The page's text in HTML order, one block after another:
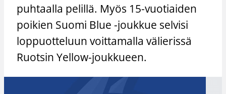
puhtaalla pelillä. Myös 15-vuotiaiden
poikien Suomi Blue -joukkue selvisi
loppuotteluun voittamalla välierissä
Ruotsin Yellow-joukkueen.